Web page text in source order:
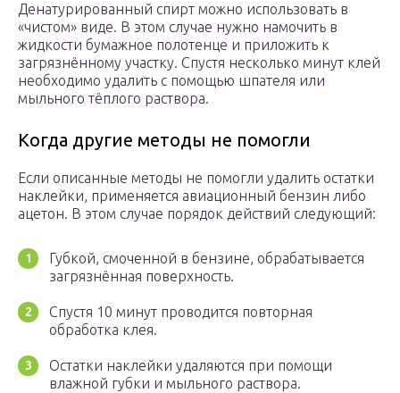
Денатурированный спирт можно использовать в
«чистом» виде. В этом случае нужно намочить в
жидкости бумажное полотенце и приложить к
загрязнённому участку. Спустя несколько минут клей
необходимо удалить с помощью шпателя или
мыльного тёплого раствора.
Когда другие методы не помогли
Если описанные методы не помогли удалить остатки
наклейки, применяется авиационный бензин либо
ацетон. В этом случае порядок действий следующий:
Губкой, смоченной в бензине, обрабатывается
загрязнённая поверхность.
Спустя 10 минут проводится повторная
обработка клея.
Остатки наклейки удаляются при помощи
влажной губки и мыльного раствора.